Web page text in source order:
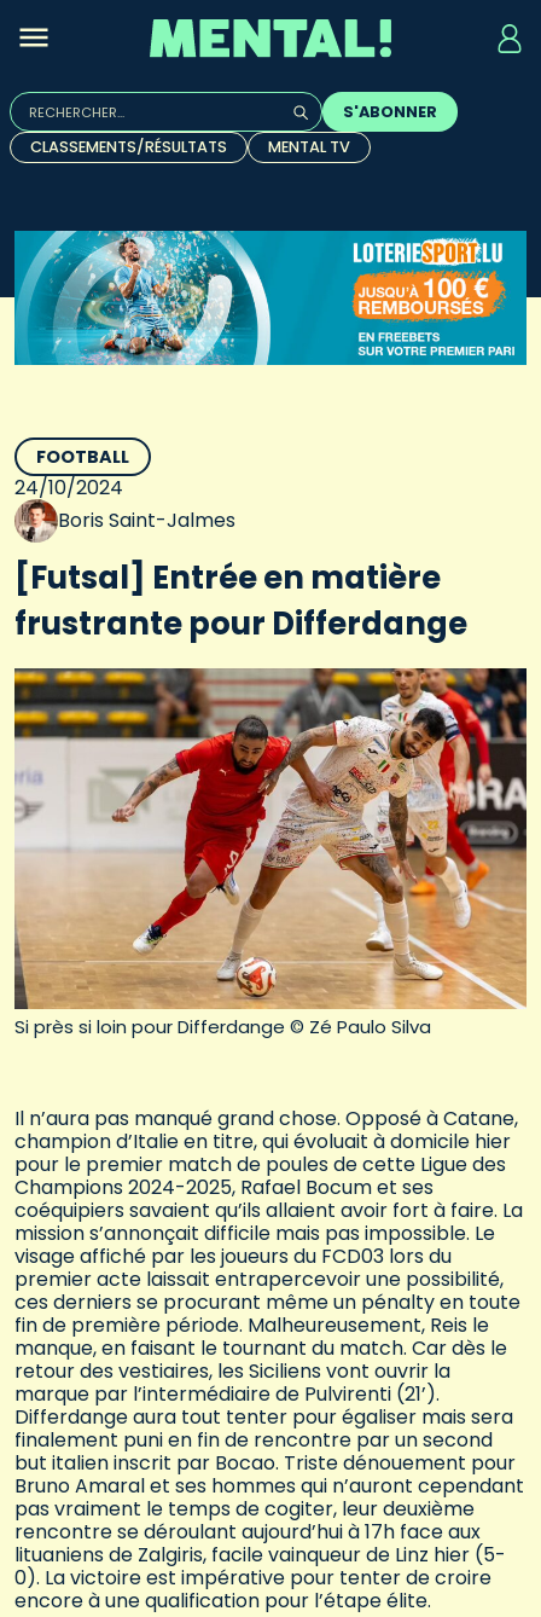
Rechercher :
Quand les résultats de l'auto-complétion sont
S'ABONNER
CLASSEMENTS/RÉSULTATS
MENTAL TV
Si près si loin pour Differdange © Zé Paulo Silva
FOOTBALL
24/10/2024
Boris Saint-Jalmes
[Futsal] Entrée en matière
frustrante pour Differdange
Il n’aura pas manqué grand chose. Opposé à Catane,
champion d’Italie en titre, qui évoluait à domicile hier
pour le premier match de poules de cette Ligue des
Champions 2024-2025, Rafael Bocum et ses
coéquipiers savaient qu’ils allaient avoir fort à faire. La
mission s’annonçait difficile mais pas impossible. Le
visage affiché par les joueurs du FCD03 lors du
premier acte laissait entrapercevoir une possibilité,
ces derniers se procurant même un pénalty en toute
fin de première période. Malheureusement, Reis le
manque, en faisant le tournant du match. Car dès le
retour des vestiaires, les Siciliens vont ouvrir la
marque par l’intermédiaire de Pulvirenti (21’).
Differdange aura tout tenter pour égaliser mais sera
finalement puni en fin de rencontre par un second
but italien inscrit par Bocao. Triste dénouement pour
Bruno Amaral et ses hommes qui n’auront cependant
pas vraiment le temps de cogiter, leur deuxième
rencontre se déroulant aujourd’hui à 17h face aux
lituaniens de Zalgiris, facile vainqueur de Linz hier (5-
0). La victoire est impérative pour tenter de croire
encore à une qualification pour l’étape élite.